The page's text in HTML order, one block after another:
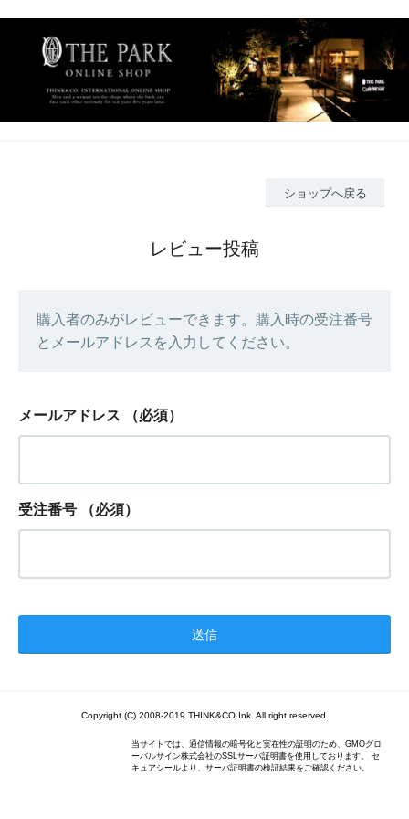
ショップへ戻る
レビュー投稿
購入者のみがレビューできます。購入時の受注番号
とメールアドレスを入力してください。
メールアドレス （必須）
受注番号 （必須）
Copyright (C) 2008-2019 THINK&CO.Ink. All right reserved.
当サイトでは、通信情報の暗号化と実在性の証明のため、GMOグロ
ーバルサイン株式会社のSSLサーバ証明書を使用しております。 セ
キュアシールより、サーバ証明書の検証結果をご確認ください。